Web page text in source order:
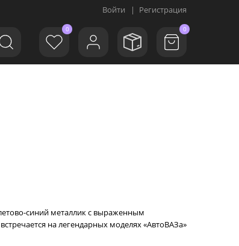
Войти | Регистрация
0 0
синий металлик с выраженным
на легендарных моделях «АвтоВАЗа»